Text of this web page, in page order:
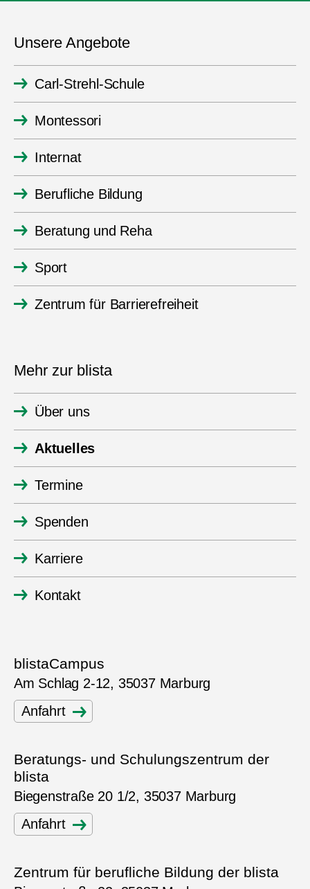
Unsere Angebote
Carl-Strehl-Schule
Montessori
Internat
Berufliche Bildung
Beratung und Reha
Sport
Zentrum für Barrierefreiheit
Mehr zur blista
Über uns
Aktuelles
Termine
Spenden
Karriere
Kontakt
blistaCampus
Am Schlag 2-12, 35037 Marburg
Anfahrt
Beratungs- und Schulungszentrum der
blista
Biegenstraße 20 1/2, 35037 Marburg
Anfahrt
Zentrum für berufliche Bildung der blista